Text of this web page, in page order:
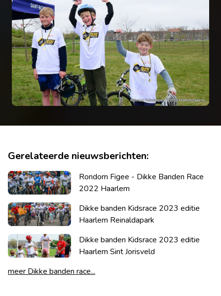
Gerelateerde nieuwsberichten:
Rondom Figee - Dikke Banden Race
2022 Haarlem
Dikke banden Kidsrace 2023 editie
Haarlem Reinaldapark
Dikke banden Kidsrace 2023 editie
Haarlem Sint Jorisveld
meer Dikke banden race...